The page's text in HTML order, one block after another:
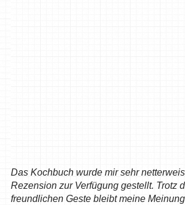
Das Kochbuch wurde mir sehr
Rezension zur Verfügung gestellt. Trotz
freundlichen Geste bleibt meine